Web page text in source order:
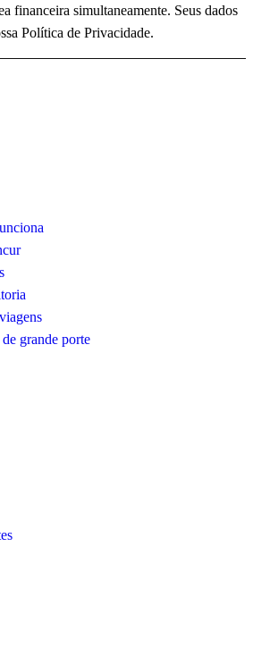
financeira simultaneamente. Seus dados
Política de Privacidade.
grande porte